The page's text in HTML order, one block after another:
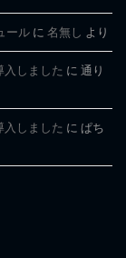
ール に 名無し より
入しました に 通り
入しました に ぱち